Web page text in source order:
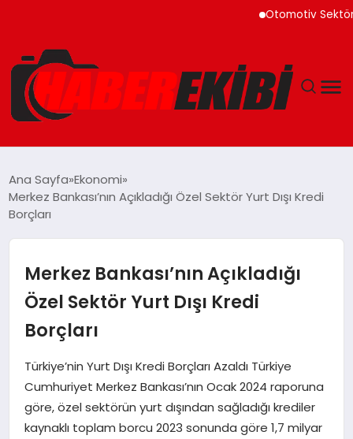
Otomotiv Sektörü
GÜNCEL
EKONOMI
MAGAZIN
SAĞLIK
SPOR
Ana Sayfa Ekonomi
Merkez Bankası’nın Açıkladığı Özel Sektör Yurt Dışı Kredi
Borçları
Merkez Bankası’nın Açıkladığı
Özel Sektör Yurt Dışı Kredi
Borçları
Türkiye’nin Yurt Dışı Kredi Borçları Azaldı Türkiye
Cumhuriyet Merkez Bankası’nın Ocak 2024 raporuna
göre, özel sektörün yurt dışından sağladığı krediler
kaynaklı toplam borcu 2023 sonunda göre 1,7 milyar